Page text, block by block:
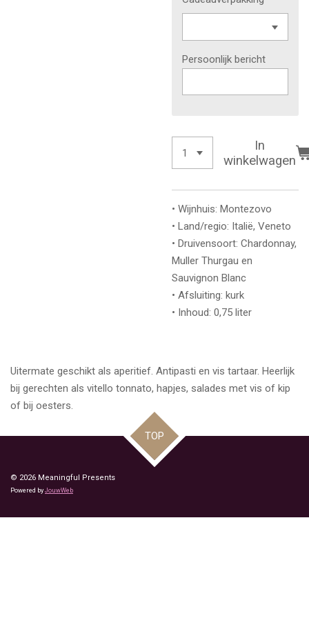
Persoonlijk bericht
In
winkelwagen
• Wijnhuis: Montezovo
• Land/regio: Italië, Veneto
• Druivensoort: Chardonnay,
Muller Thurgau en
Sauvignon Blanc
• Afsluiting: kurk
• Inhoud: 0,75 liter
Uitermate geschikt als aperitief. Antipasti en vis tartaar. Heerlijk
bij gerechten als vitello tonnato, hapjes, salades met vis of kip
of bij oesters.
TOP
© 2026 Meaningful Presents
Powered by JouwWeb